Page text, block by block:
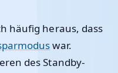
häufig heraus, dass
war.
des Standby-